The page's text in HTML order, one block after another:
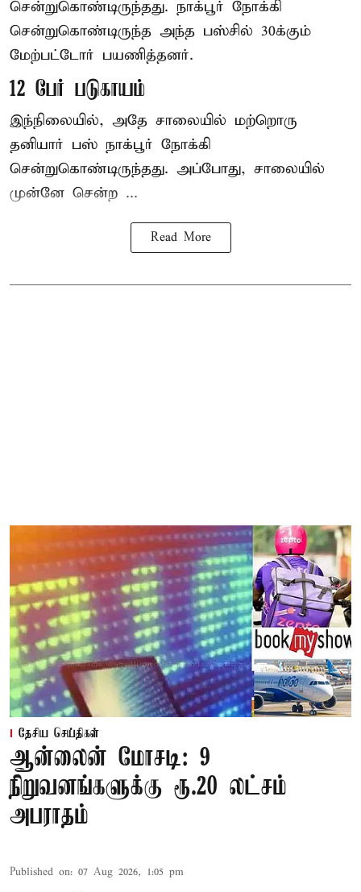
சென்றுகொண்டிருந்தது. நாக்பூர் நோக்கி
சென்றுகொண்டிருந்த அந்த பஸ்சில் 30க்கும்
மேற்பட்டோர் பயணித்தனர்.
12 பேர் படுகாயம்
இந்நிலையில், அதே சாலையில் மற்றொரு
தனியார் பஸ் நாக்பூர் நோக்கி
சென்றுகொண்டிருந்தது. அப்போது, சாலையில்
முன்னே சென்ற ...
Read More
தேசிய செய்திகள்
ஆன்லைன் மோசடி: 9
நிறுவனங்களுக்கு ரூ.20 லட்சம்
அபராதம்
Published on: 07 Aug 2026, 1:05 pm